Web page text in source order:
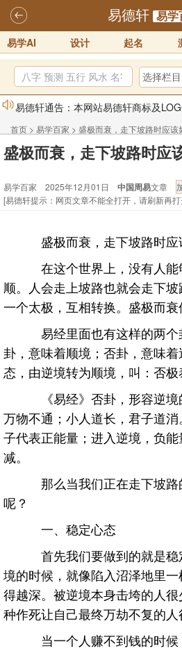
易德轩 易学
易学AI 设计 起名
易德轩通告：本网站易德轩商标及
易德轩易学ai，ai批八字紫微命理相学
体验！！
2025-07-01
2025-07-01
2026年化太岁锦囊属马、鼠、牛、龙
2026丙午年铁笔居士精批年运说明
易德轩首席风水大师铁笔居士简介！！
首页 > 易学百家 > 盛极而衰，走下坡路时应该
盛极而衰，走下坡路时应
易学百家 2025年12月01日 中国周易文章
[易德轩提示：网页文章不能全打开，请刷新再
盛极而衰，走下坡路时应
在这个世界上，没有人能
顺。人会走上坡路也就会走下
一个太极，互相转换。盛极而衰
易经里面也有这样的两个
卦，意味着顺境；否卦，意味
态，由逆境转为顺境，叫：否极
《易经》否卦，形容逆境
万物不通；小人道长，君子道
子代表正能量；进入逆境，负
减。
那么当我们正在走下坡路
呢？
一、稳定心态
首先我们要做到的就是稳
境的时候，就像陷入沼泽地里
得越深。被逆境本身击垮的人
种作死让自己最终万劫不复的人
当一个人赚不到钱的时候